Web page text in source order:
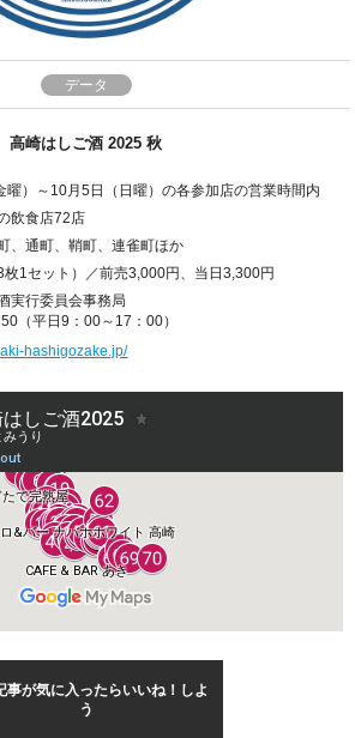
データ
高崎はしご酒 2025 秋
曜）～10月5日（日曜）の各参加店の営業時間内
飲食店72店
、通町、鞘町、連雀町ほか
枚1セット）／前売3,000円、当日3,300円
実行委員会事務局
（平日9：00～17：00）
hashigozake.jp/
事が気に入ったらいいね！しよ
う